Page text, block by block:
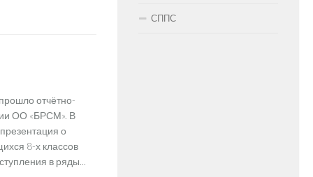
отчётно-
ОО «БРСМ». В
о
8-х классов
в ряды...
СППС